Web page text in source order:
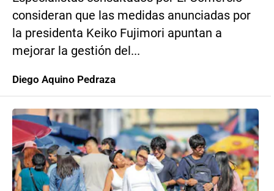
consideran que las medidas anunciadas por
la presidenta Keiko Fujimori apuntan a
mejorar la gestión del...
Diego Aquino Pedraza